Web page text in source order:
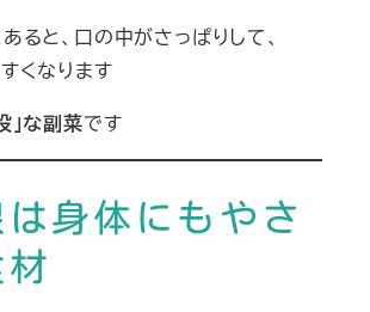
ると、口の中がさっぱりして、
くなります
」な副菜です
身体にもやさ
材